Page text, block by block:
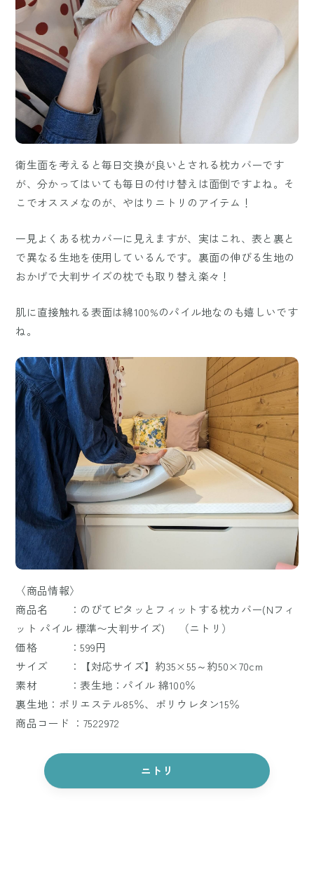
衛生面を考えると毎日交換が良いとされる枕カバーです
が、分かってはいても毎日の付け替えは面倒ですよね。そ
こでオススメなのが、やはりニトリのアイテム！
一見よくある枕カバーに見えますが、実はこれ、表と裏と
で異なる生地を使用しているんです。裏面の伸びる生地の
おかげで大判サイズの枕でも取り替え楽々！
肌に直接触れる表面は綿100%のパイル地なのも嬉しいです
ね。
〈商品情報〉
商品名 ：のびてピタッとフィットする枕カバー(Nフィ
ット パイル 標準〜大判サイズ) （ニトリ）
価格 ：599円
サイズ ：【対応サイズ】約35×55～約50×70cm
素材 ：表生地：パイル 綿100％
裏生地：ポリエステル85％、ポリウレタン15％
商品コード ：7522972
ニトリ